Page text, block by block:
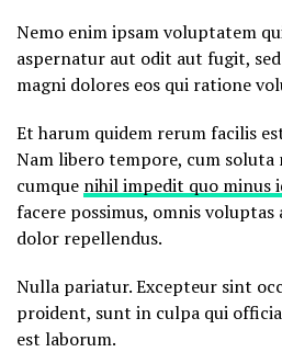
Nemo enim ipsam voluptatem
aspernatur aut odit aut fugit,
magni dolores eos qui ratione
Et harum quidem rerum facilis
Nam libero tempore, cum
cumque nihil impedit quo minus
facere possimus, omnis voluptas
dolor repellendus.
Nulla pariatur. Excepteur sint
proident, sunt in culpa qui
est laborum.